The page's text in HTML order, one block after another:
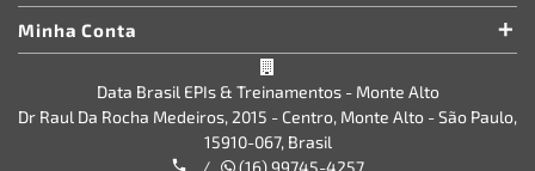
Minha Conta
Data Brasil EPIs & Treinamentos - Monte Alto
Dr Raul Da Rocha Medeiros, 2015 - Centro, Monte Alto - São Paulo,
15910-067, Brasil
/
(16) 99745-4257